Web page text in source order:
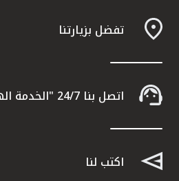
اتصل بنا
مواقع الفروع وأجهزة الصرف الآلي
ألمانيا
تفضل بزيارتنا
اتصل بنا 24/7 "الخدمة الهاتفية" 1803333
اكتب لنا